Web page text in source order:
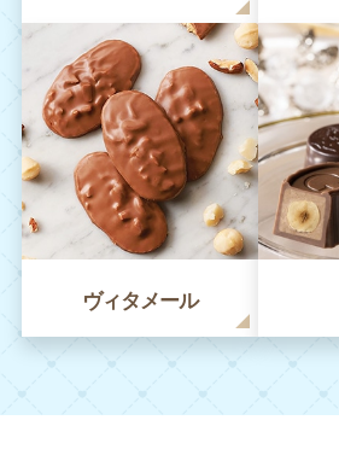
ヴィタメール